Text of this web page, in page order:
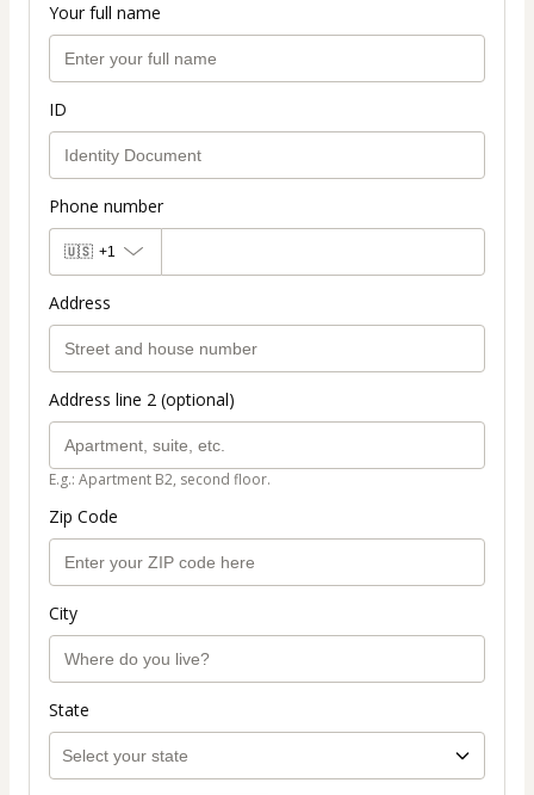
Your full name
ID
Phone number
🇺🇸 +1
Address
Address line 2 (optional)
E.g.: Apartment B2, second floor.
Zip Code
City
State